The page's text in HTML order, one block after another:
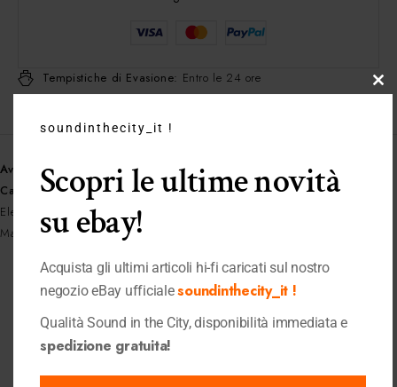
Tempistiche di Evasione: Entro le 24 ore
Availability:
Categories:Amp / Ricevitori AV,Amplificatori ,Amplificatori Integrati
Elettroniche
Radio / Tuner
Marchio:Marantz
Prodotti correlati
soundinthecity_it !
Scopri le ultime novità
su ebay!
Acquista gli ultimi articoli hi-fi caricati sul nostro
negozio eBay ufficialesoundinthecity_it !
Qualità Sound in the City, disponibilità immediata e
spedizione gratuita!